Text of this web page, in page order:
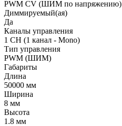
PWM СV (ШИМ по напряжению)
Диммируемый(ая)
Да
Каналы управления
1 CH (1 канал - Mono)
Тип управления
PWM (ШИМ)
Габариты
Длина
50000 мм
Ширина
8 мм
Высота
1.8 мм